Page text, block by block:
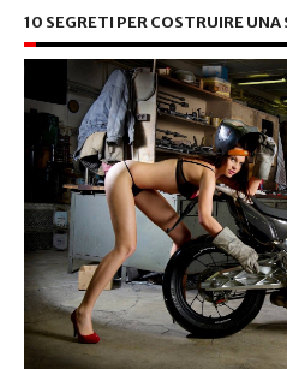
10 SEGRETI PER COSTRUIRE UNA